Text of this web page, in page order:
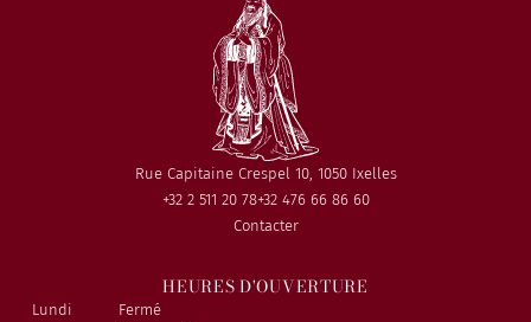
Rue Capitaine Crespel 10, 1050 Ixelles
+32 2 511 20 78+32 476 66 86 60
Contacter
HEURES D'OUVERTURE
Lundi
Fermé